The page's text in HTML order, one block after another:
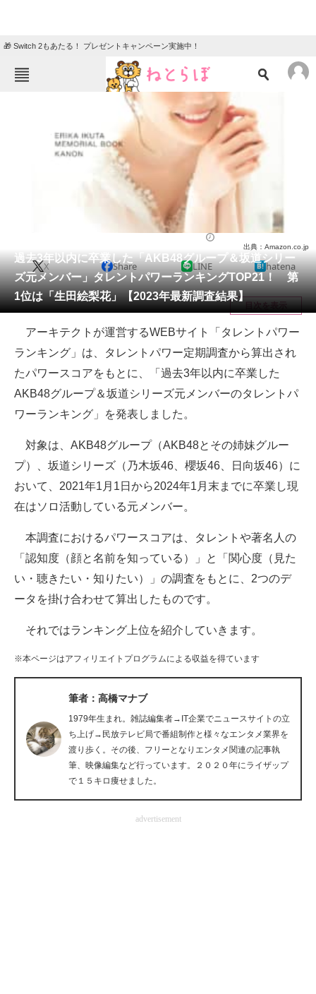
🎁 Switch 2もあたる！ プレゼントキャンペーン実施中！
ニュース
教育・育児
リサーチ
会員記事
メディア
注目記事を集めた総合ページ
ITの今と未来を見通す
スマホと通信の最新トレンド
進化するPCとデバイスの未来
ビジネスと働き方のヒント
経営リーダーのコミュニティ
IT製品の技術・比較・事例
モノづくり技術者専門サイト
エレクトロニクス専門サイト
電子設計の基本と応用
過去3年以内に卒業した「AKB48グループ＆坂道シリー
ズ元メンバー」タレントパワーランキングTOP21！ 第
1位は「生田絵梨花」【2023年最新調査結果】
出典：Amazon.co.jp
X Share LINE hatena
目次を表示
アーキテクトが運営するWEBサイト「タレントパワー
ランキング」は、タレントパワー定期調査から算出され
たパワースコアをもとに、「過去3年以内に卒業した
AKB48グループ＆坂道シリーズ元メンバーのタレントパ
ワーランキング」を発表しました。
対象は、AKB48グループ（AKB48とその姉妹グルー
プ）、坂道シリーズ（乃木坂46、櫻坂46、日向坂46）に
おいて、2021年1月1日から2024年1月末までに卒業し現
在はソロ活動している元メンバー。
本調査におけるパワースコアは、タレントや著名人の
「認知度（顔と名前を知っている）」と「関心度（見た
い・聴きたい・知りたい）」の調査をもとに、2つのデ
ータを掛け合わせて算出したものです。
それではランキング上位を紹介していきます。
※本ページはアフィリエイトプログラムによる収益を得ています
筆者：高橋マナブ
1979年生まれ。雑誌編集者→IT企業でニュースサイトの立
ち上げ→民放テレビ局で番組制作と様々なエンタメ業界を
渡り歩く。その後、フリーとなりエンタメ関連の記事執
筆、映像編集など行っています。２０２０年にライザップ
で１５キロ痩せました。
advertisement